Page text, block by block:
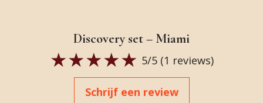
Discovery set – Miami
5/5 (1 reviews)
Schrijf een review